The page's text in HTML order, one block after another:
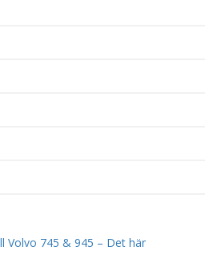
Volvo 745 & 945 – Det här